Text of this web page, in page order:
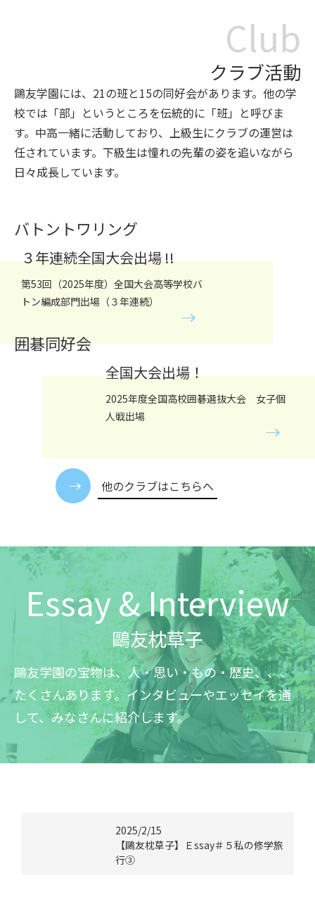
Club
クラブ活動
鷗友学園には、 21の班と15の同好会があります。他の学
校では「部」というところを伝統的に「班」と呼びま
す。中高一緒に活動しており、上級生にクラブの運営は
任されています。下級生は憧れの先輩の姿を追いながら
日々成長しています。
バトントワリング
３年連続全国大会出場 !!
第53回（2025年度）全国大会高等学校バ
トン編成部門出場（３年連続）
囲碁同好会
全国大会出場！
2025年度全国高校囲碁選抜大会 女子個
人戦出場
他のクラブはこちらへ
Essay & Interview
鷗友枕草子
鷗友学園の宝物は、人・思い・もの・歴史、、、
たくさんあります。インタビューやエッセイを通
して、みなさんに紹介します。
2025/2/15
【鷗友枕草子】Ｅssay＃５私の修学旅
行③